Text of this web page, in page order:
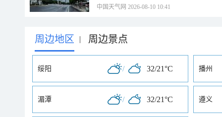
中国天气网 2026-08-10 10:41
周边地区 | 周边景点
绥阳 / 32/21°C 播州
湄潭 / 32/21°C 遵义